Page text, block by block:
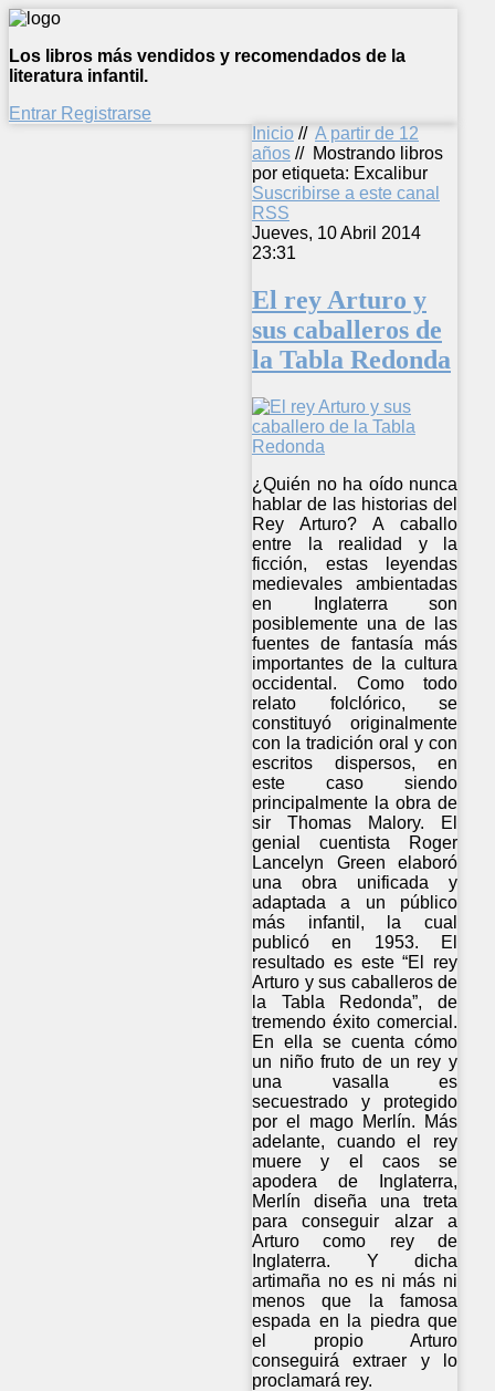
Los libros más vendidos y recomendados de la
literatura infantil.
Entrar Registrarse
Inicio // A partir de 12
años // Mostrando libros
por etiqueta: Excalibur
Suscribirse a este canal
RSS
Jueves, 10 Abril 2014
23:31
El rey Arturo y
sus caballeros de
la Tabla Redonda
¿Quién no ha oído nunca
hablar de las historias del
Rey Arturo? A caballo
entre la realidad y la
ficción, estas leyendas
medievales ambientadas
en Inglaterra son
posiblemente una de las
fuentes de fantasía más
importantes de la cultura
occidental. Como todo
relato folclórico, se
constituyó originalmente
con la tradición oral y con
escritos dispersos, en
este caso siendo
principalmente la obra de
sir Thomas Malory. El
genial cuentista Roger
Lancelyn Green elaboró
una obra unificada y
adaptada a un público
más infantil, la cual
publicó en 1953. El
resultado es este “El rey
Arturo y sus caballeros de
la Tabla Redonda”, de
tremendo éxito comercial.
En ella se cuenta cómo
un niño fruto de un rey y
una vasalla es
secuestrado y protegido
por el mago Merlín. Más
adelante, cuando el rey
muere y el caos se
apodera de Inglaterra,
Merlín diseña una treta
para conseguir alzar a
Arturo como rey de
Inglaterra. Y dicha
artimaña no es ni más ni
menos que la famosa
espada en la piedra que
el propio Arturo
conseguirá extraer y lo
proclamará rey.